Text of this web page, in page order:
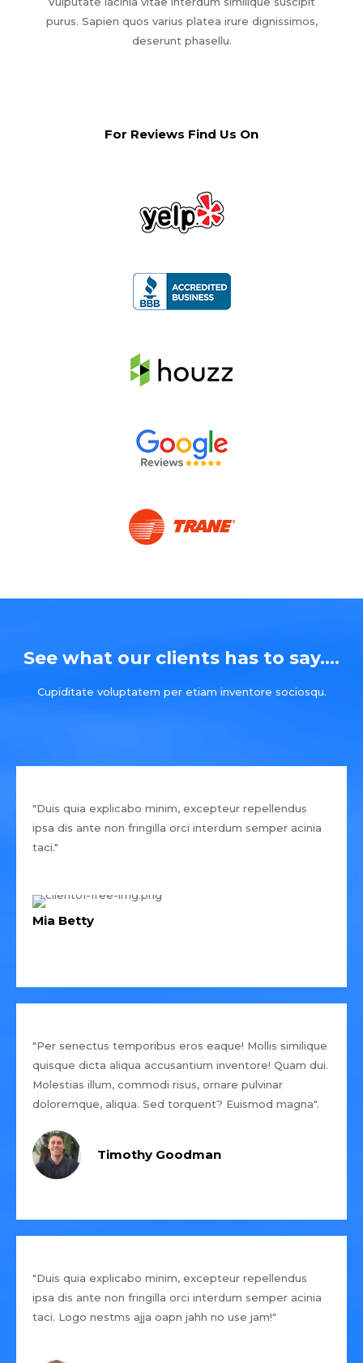
purus. Sapien quos varius platea irure dignissimos,
deserunt phasellu.
For Reviews Find Us On
See what our clients has to say....
Cupiditate voluptatem per etiam inventore sociosqu.
"Duis quia explicabo minim, excepteur repellendus
ipsa dis ante non fringilla orci interdum semper acinia
taci."
Mia Betty
"Per senectus temporibus eros eaque! Mollis similique
quisque dicta aliqua accusantium inventore! Quam dui.
Molestias illum, commodi risus, ornare pulvinar
doloremque, aliqua. Sed torquent? Euismod magna".
Timothy Goodman
"Duis quia explicabo minim, excepteur repellendus
ipsa dis ante non fringilla orci interdum semper acinia
taci. Logo nestms ajja oapn jahh no use jam!"